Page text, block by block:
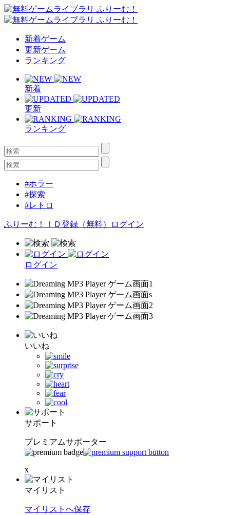
新着ゲーム
更新ゲーム
ランキング
新着
更新
ランキング
#ホラー
#探索
#レトロ
ふりーむ！ＩＤ登録（無料） ログイン
ログイン
いいね
サポート
プレミアムサポーター
x
マイリスト
マイリストへ保存